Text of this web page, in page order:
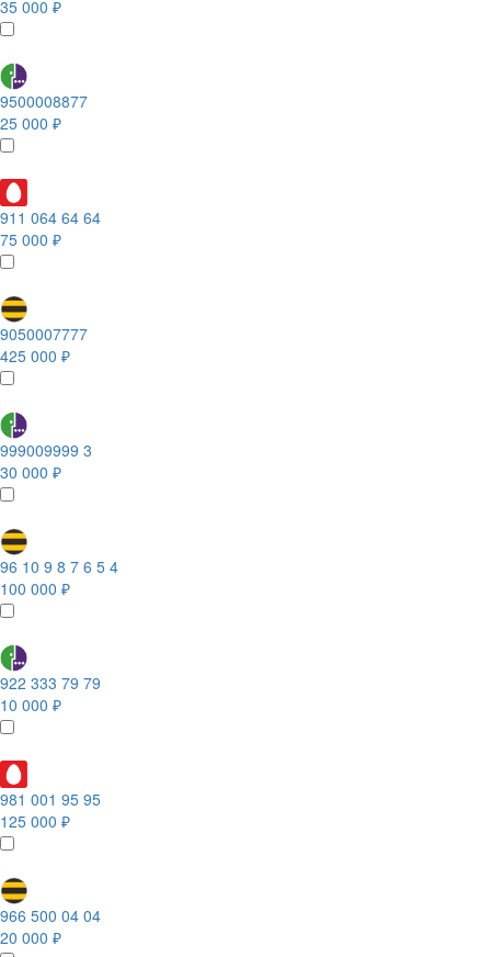
35 000 ₽
9500008877
25 000 ₽
911 064 64 64
75 000 ₽
9050007777
425 000 ₽
999009999 3
30 000 ₽
96 10 9 8 7 6 5 4
100 000 ₽
922 333 79 79
10 000 ₽
981 001 95 95
125 000 ₽
966 500 04 04
20 000 ₽